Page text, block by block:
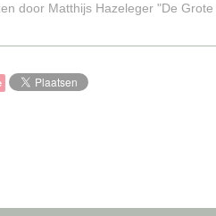
door Matthijs Hazeleger "De